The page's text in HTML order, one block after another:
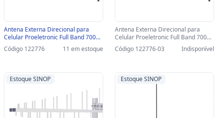
Antena Externa Direcional para
Celular Proeletronic Full Band 700
Mhz a 2600 Mhz 4G 15DBI - Sem
Cabo - PQAG-50LTE - PQAG-50LTE
Código 122776 11 em estoque
Antena Externa Direcional para
Celular Proeletronic Full Band 700
Mhz a 2600 Mhz 4G 15DBI - Sem
Cabo - PQAG-50LTE-SINOP-03 -
Código 122776-03 Indisponível
Estoque SINOP Estoque SINOP